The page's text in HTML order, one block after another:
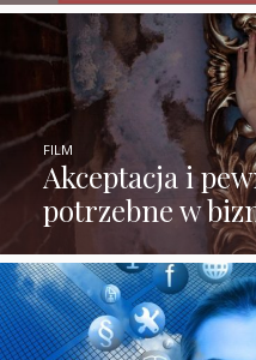
Akceptacja i
potrzebne w
FILM